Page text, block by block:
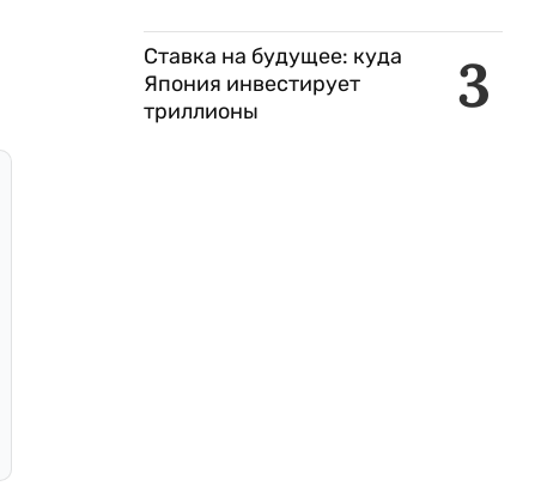
3
Ставка на будущее: куда
Япония инвестирует
триллионы